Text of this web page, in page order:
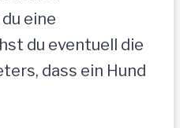
eine
du eventuell die
dass ein Hund